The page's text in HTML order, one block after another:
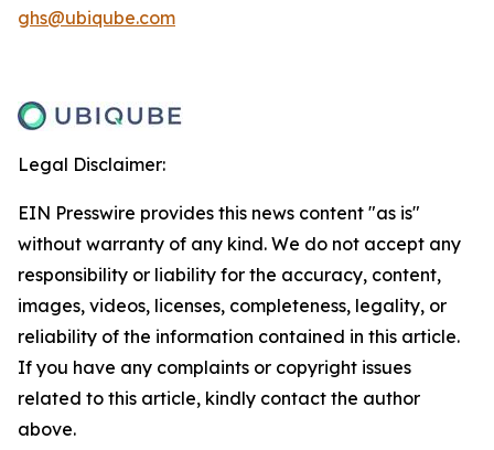
ghs@ubiqube.com
Legal Disclaimer:
EIN Presswire provides this news content "as is"
without warranty of any kind. We do not accept any
responsibility or liability for the accuracy, content,
images, videos, licenses, completeness, legality, or
reliability of the information contained in this article.
If you have any complaints or copyright issues
related to this article, kindly contact the author
above.